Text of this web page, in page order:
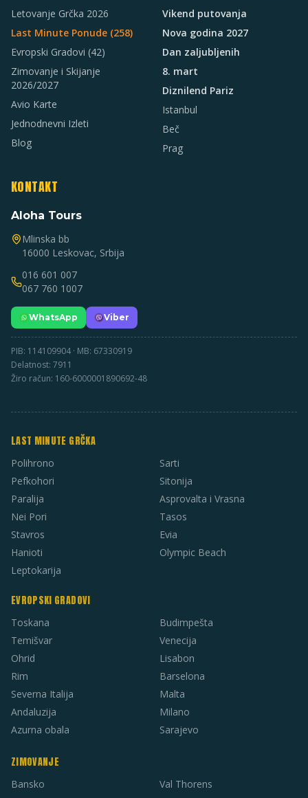
Letovanje Grčka 2026
Last Minute Ponude (258)
Evropski Gradovi (42)
Zimovanje i Skijanje
2026/2027
Avio Karte
Jednodnevni Izleti
Blog
Vikend putovanja
Nova godina 2027
Dan zaljubljenih
8. mart
Diznilend Pariz
Istanbul
Beč
Prag
KONTAKT
Aloha Tours
Mlinska bb
16000 Leskovac, Srbija
016 601 007
067 760 1007
WhatsApp Viber
PIB: 114109904 · MB: 67330919
Delatnost: 7911
Žiro račun: 160-6000001890692-48
LAST MINUTE GRČKA
Polihrono
Pefkohori
Paralija
Nei Pori
Stavros
Hanioti
Leptokarija
Sarti
Sitonija
Asprovalta i Vrasna
Tasos
Evia
Olympic Beach
EVROPSKI GRADOVI
Toskana
Temišvar
Ohrid
Rim
Severna Italija
Andaluzija
Azurna obala
Budimpešta
Venecija
Lisabon
Barselona
Malta
Milano
Sarajevo
ZIMOVANJE
Bansko
Val Thorens